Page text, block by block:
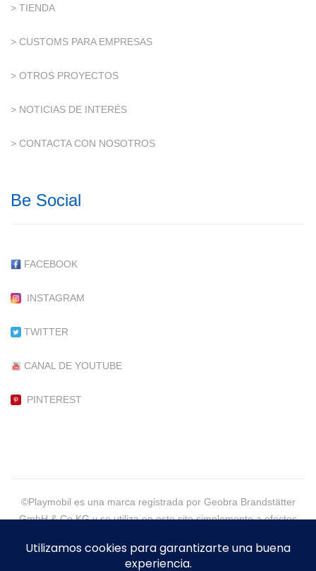
> TIENDA
> CUSTOMS PARA EMPRESAS
> OTROS PROYECTOS
> NOTICIAS DE INTERÉS
> CONTACTA CON NOSOTROS
Be Social
FACEBOOK
INSTAGRAM
TWITTER
CANAL DE YOUTUBE
PINTEREST
©Playmobil es una marca registrada por Geobra Brandstätter
GmbH & Co KG y se utiliza en este site simplemente a efectos
©2021 - PlaymoGeneration, More than Customs - Eva Alpera -